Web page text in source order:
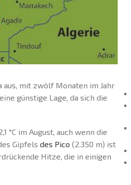
mit zwölf Monaten im Jahr
günstige Lage, da sich die
°C im August, auch wenn die
Gipfels des Pico (2.350 m) ist
Hitze, die in einigen